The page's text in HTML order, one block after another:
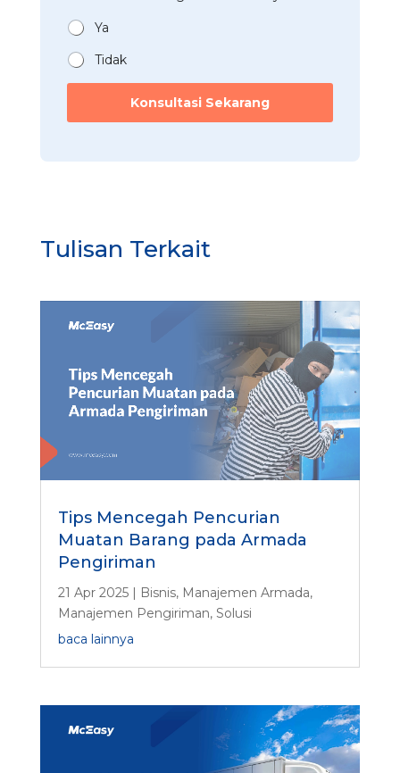
n
Ya
Tidak
Konsultasi Sekarang
Tulisan Terkait
Tips Mencegah Pencurian
Muatan Barang pada Armada
Pengiriman
21 Apr 2025| Bisnis, Manajemen Armada,
Manajemen Pengiriman, Solusi
baca lainnya